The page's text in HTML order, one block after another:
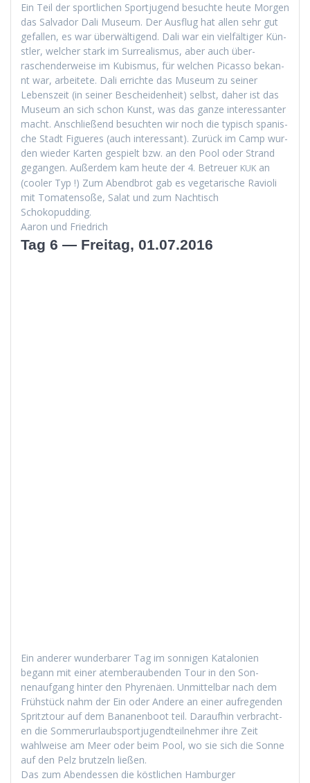
Ein Teil der sportlichen Sportju­gend besuchte heute Mor­gen
das Sal­vador Dali Muse­um. Der Aus­flug hat allen sehr gut
gefall­en, es war über­wälti­gend. Dali war ein vielfältiger Kün­
stler, welch­er stark im Sur­re­al­is­mus, aber auch über­
raschen­der­weise im Kubis­mus, für welchen Picas­so bekan­
nt war, arbeit­ete. Dali errichte das Muse­um zu sein­er
Leben­szeit (in sein­er Beschei­den­heit) selb­st, daher ist das
Muse­um an sich schon Kun­st, was das ganze inter­es­san­ter
macht. Anschließend besucht­en wir noch die typ­isch spanis­
che Stadt Figueres (auch inter­es­sant). Zurück im Camp wur­
den wieder Karten gespielt bzw. an den Pool oder Strand
gegan­gen. Außer­dem kam heute der 4. Betreuer KUK an
(cool­er Typ !) Zum Abend­brot gab es veg­e­tarische Ravi­o­li
mit Tomaten­soße, Salat und zum Nachtisch
Schokopudding.
Aaron und Friedrich
Tag 6 — Freitag, 01.07.2016
Ein ander­er wun­der­bar­er Tag im son­ni­gen Kat­alonien
begann mit ein­er atem­ber­auben­den Tour in den Son­
nenauf­gang hin­ter den Phyrenäen. Unmit­tel­bar nach dem
Früh­stück nahm der Ein oder Andere an ein­er aufre­gen­den
Spritz­tour auf dem Bana­nen­boot teil. Daraufhin ver­bracht­
en die Som­merurlaub­sportju­gendteil­nehmer ihre Zeit
wahlweise am Meer oder beim Pool, wo sie sich die Sonne
auf den Pelz brutzeln ließen.
Das zum Aben­dessen die köstlichen Ham­burg­er